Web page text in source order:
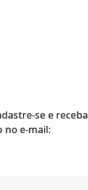
se e receba
no e-mail: